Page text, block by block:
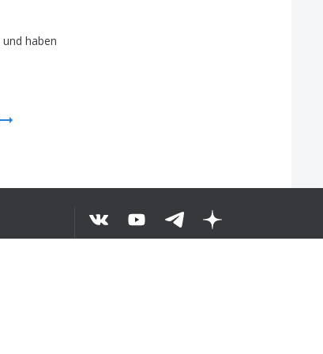
und haben